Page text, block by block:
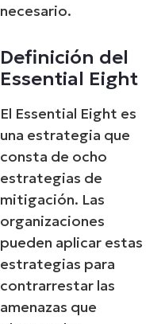
necesario.
Definición del
Essential Eight
El Essential Eight es
una estrategia que
consta de ocho
estrategias de
mitigación. Las
organizaciones
pueden aplicar estas
estrategias para
contrarrestar las
amenazas que